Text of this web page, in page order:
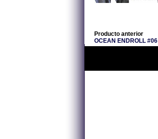
Producto anterior
OCEAN ENDROLL #06